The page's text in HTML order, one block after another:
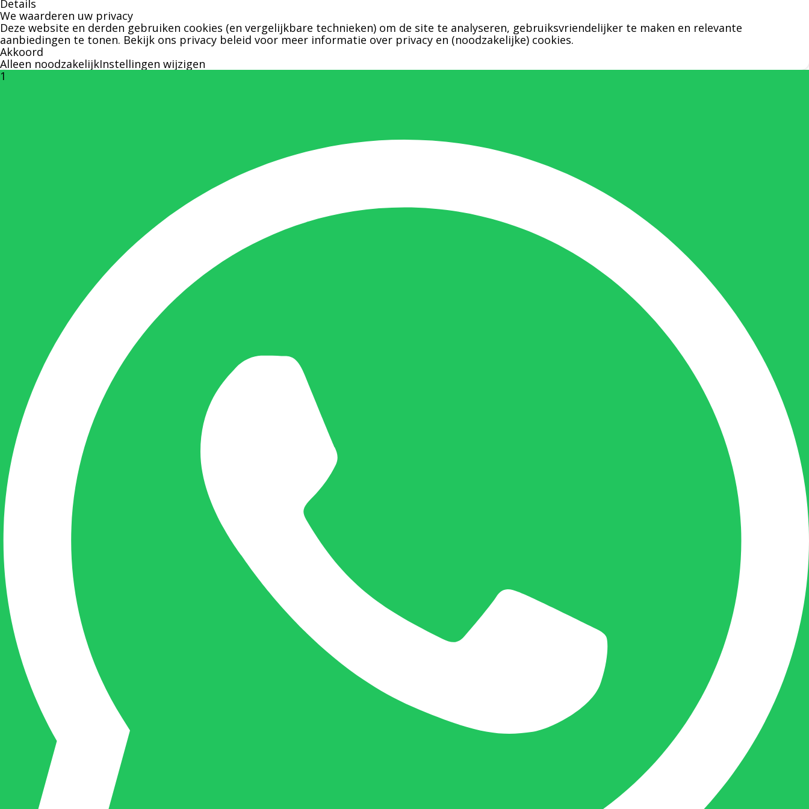
Nicole Bisscheroux:
Nicole doet bijna alles, maar vooral is ze
het aanspreekpunt voor prijsaanvragen,
drukwerk en maatwerk. Nicole heeft
contact met de tussenpersonen en weet
de juiste persoon op de juiste plaats te
benaderen en zal altijd haar uiterste best
doen u zo snel mogelijk een antwoord op
Gilles is de aangewezen persoon als u een
kopie toe te sturen van een levering of een
Eigenaar BELOFE Nederland
femke@belofe.com
+31(0)6 1038 3901
Femke is het aanspreekpunt voor
chocolaterieën en patisserieën in Brabant
en Limburg, maar ook bij beauty en ander
soortgelijke zaken in Nederland komt
Details
We waarderen uw privacy
Deze website en derden gebruiken cookies (en vergelijkbare technieken) om de site te analyseren, gebruiksvriendelijker te maken en relevante
aanbiedingen te tonen. Bekijk ons privacy beleid voor meer informatie over privacy en (noodzakelijke) cookies.
Akkoord
Alleen noodzakelijkInstellingen wijzigen
1